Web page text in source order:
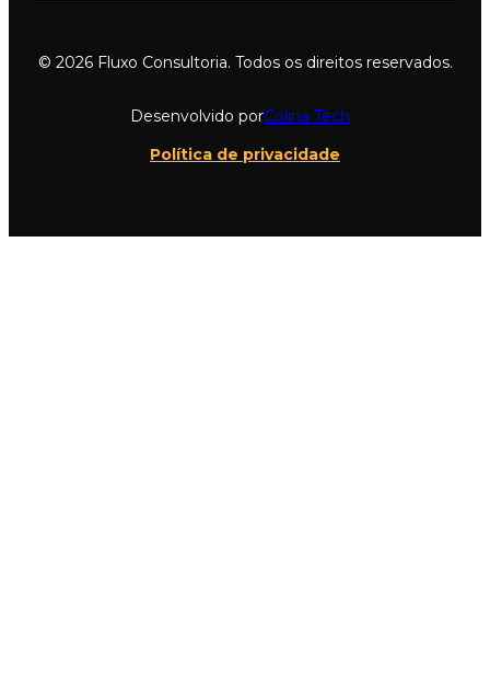
© 2026 Fluxo Consultoria. Todos os direitos reservados.
Desenvolvido porColina Tech
Política de privacidade